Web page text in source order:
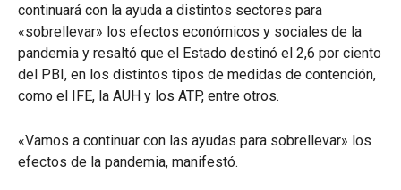
continuará con la ayuda a distintos sectores para
«sobrellevar» los efectos económicos y sociales de la
pandemia y resaltó que el Estado destinó el 2,6 por ciento
del PBI, en los distintos tipos de medidas de contención,
como el IFE, la AUH y los ATP, entre otros.
«Vamos a continuar con las ayudas para sobrellevar» los
efectos de la pandemia, manifestó.